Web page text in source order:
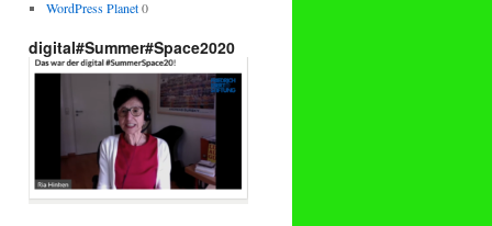
WordPress Planet0
digital#Summer#Space2020